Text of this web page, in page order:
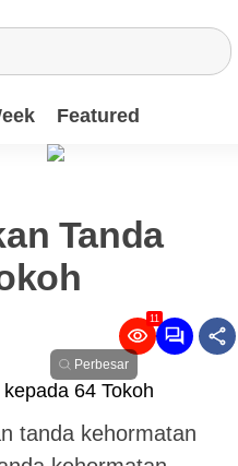
Featured
Tanda
11
Perbesar
tanda kehormatan